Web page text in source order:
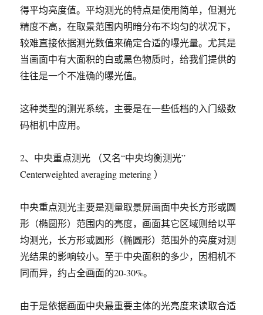
得平均亮度值。平均测光的特点是使用简单，但测光
精度不高，在取景范围内明暗分布不均匀的状况下，
较难直接依据测光数值来确定合适的曝光量。尤其是
当画面中有大面积的白或黑色物质时，给我们提供的
往往是一个不准确的曝光值。
这种类型的测光系统，主要是在一些低档的入门级数
码相机中应用。
2、中央重点测光 （又名“中央均衡测光”
Centerweighted averaging metering ）
中央重点测光主要是测量取景屏画面中央长方形或圆
形（椭圆形）范围内的亮度，画面其它区域则给以平
均测光，长方形或圆形（椭圆形）范围外的亮度对测
光结果的影响较小。至于中央面积的多少，因相机不
同而异，约占全画面的20-30%。
由于是依据画面中央最重要主体的光亮度来读取合适